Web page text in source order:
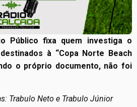
Público fixa quem investiga o
à “Copa Norte Beach
o próprio documento, não foi
Trabulo Neto e Trabulo Júnior